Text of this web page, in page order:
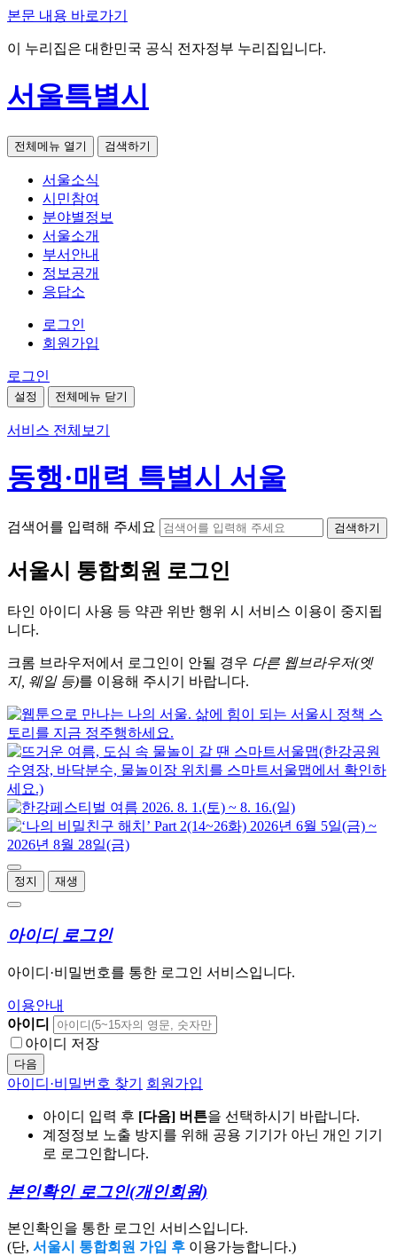
본문 내용 바로가기
이 누리집은 대한민국 공식 전자정부 누리집입니다.
서울특별시
전체메뉴 열기 검색하기
서울소식
시민참여
분야별정보
서울소개
부서안내
정보공개
응답소
로그인
회원가입
로그인
설정 전체메뉴 닫기
서비스 전체보기
동행·매력 특별시 서울
검색어를 입력해 주세요 검색하기
서울시 통합회원 로그인
타인 아이디 사용 등 약관 위반 행위 시 서비스 이용이 중지됩
니다.
크롬 브라우저에서 로그인이 안될 경우 다른 웹브라우저(엣
지, 웨일 등)를 이용해 주시기 바랍니다.
정지 재생
아이디 로그인
아이디·비밀번호를 통한 로그인 서비스입니다.
이용안내
아이디
아이디 저장
다음
아이디·비밀번호 찾기 회원가입
아이디 입력 후 [다음] 버튼을 선택하시기 바랍니다.
계정정보 노출 방지를 위해 공용 기기가 아닌 개인 기기
로 로그인합니다.
본인확인 로그인(개인회원)
본인확인을 통한 로그인 서비스입니다.
(단, 서울시 통합회원 가입 후 이용가능합니다.)